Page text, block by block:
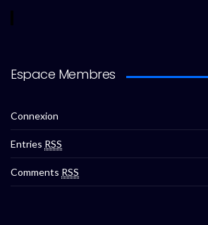
Espace Membres
Connexion
Entries RSS
Comments RSS